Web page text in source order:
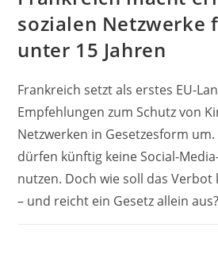
sozialen Netzwerke
unter 15 Jahren
Frankreich setzt als erstes EU-
Empfehlungen zum Schutz von
Netzwerken in Gesetzesform
dürfen künftig keine Social-
nutzen. Doch wie soll das
– und reicht ein Gesetz allein aus?